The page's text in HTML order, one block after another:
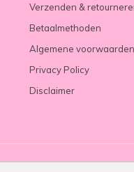
Verzenden &
Betaalmethoden
Algemene voorwaarden
Privacy Policy
Disclaimer